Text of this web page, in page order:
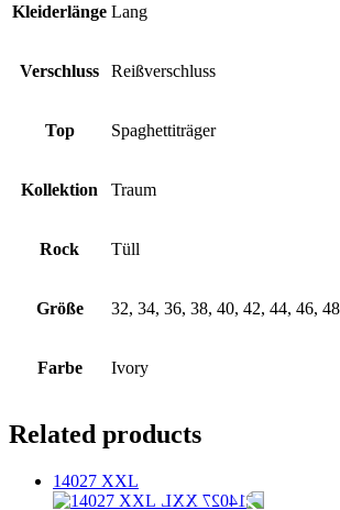
Kleiderlänge Lang
Verschluss Reißverschluss
Top Spaghettiträger
Kollektion Traum
Rock Tüll
Größe 32, 34, 36, 38, 40, 42, 44, 46,
Farbe Ivory
Related products
14027 XXL